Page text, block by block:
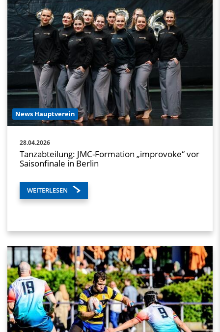
News Hauptverein
28.04.2026
Tanzabteilung: JMC-Formation „improvoke“ vor
Saisonfinale in Berlin
WEITERLESEN